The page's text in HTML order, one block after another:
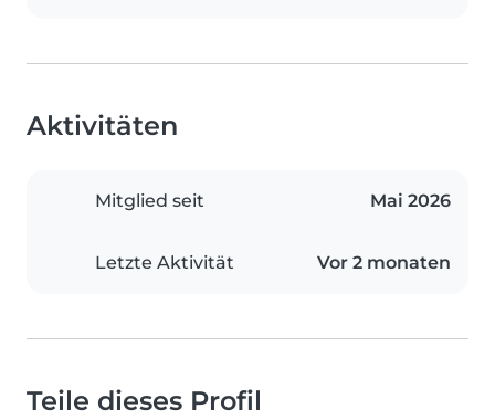
Aktivitäten
Mitglied seit Mai 2026
Letzte Aktivität Vor 2 monaten
Teile dieses Profil